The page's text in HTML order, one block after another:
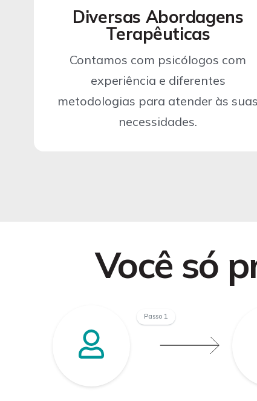
Diversas Abordagens
Terapêuticas
Contamos com psicólogos com
experiência e diferentes
metodologias para atender às suas
necessidades.
Você só
Passo 1